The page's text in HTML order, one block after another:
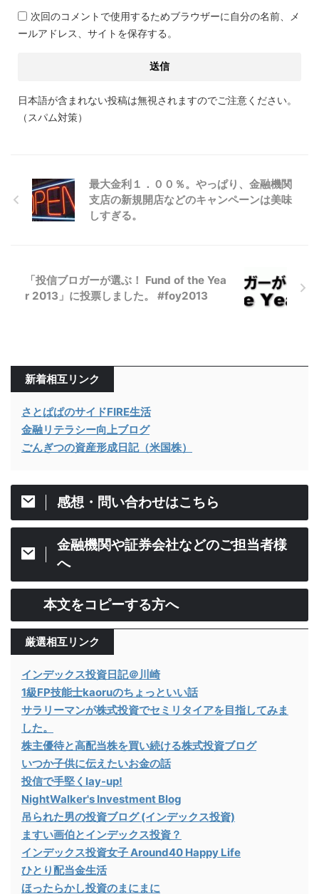
次回のコメントで使用するためブラウザーに自分の名前、メ
ールアドレス、サイトを保存する。
日本語が含まれない投稿は無視されますのでご注意ください。
（スパム対策）
最大金利１．００％。やっぱり、金融機関
支店の新規開店などのキャンペーンは美味
しすぎる。
「投信ブロガーが選ぶ！ Fund of the Yea
r 2013」に投票しました。 #foy2013
新着相互リンク
さとぱぱのサイドFIRE生活
金融リテラシー向上ブログ
ごんぎつの資産形成日記（米国株）
感想・問い合わせはこちら
金融機関や証券会社などのご担当者様
へ
本文をコピーする方へ
厳選相互リンク
インデックス投資日記＠川崎
1級FP技能士kaoruのちょっといい話
サラリーマンが株式投資でセミリタイアを目指してみま
した。
株主優待と高配当株を買い続ける株式投資ブログ
いつか子供に伝えたいお金の話
投信で手堅くlay-up!
NightWalker's Investment Blog
吊られた男の投資ブログ (インデックス投資)
ますい画伯とインデックス投資？
インデックス投資女子 Around40 Happy Life
ひとり配当金生活
ほったらかし投資のまにまに